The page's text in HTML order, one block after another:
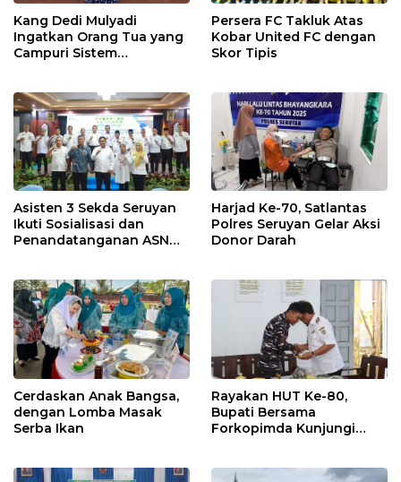
Kang Dedi Mulyadi
Ingatkan Orang Tua yang
Campuri Sistem
Etika Hukum Pendidikan
Persera FC Takluk Atas
Kobar United FC dengan
Skor Tipis
Asisten 3 Sekda Seruyan
Ikuti Sosialisasi dan
Penandatanganan ASN
Harjad Ke-70, Satlantas
Polres Seruyan Gelar Aksi
Donor Darah
Cerdaskan Anak Bangsa,
dengan Lomba Masak
Serba Ikan
Rayakan HUT Ke-80,
Bupati Bersama
Forkopimda Kunjungi